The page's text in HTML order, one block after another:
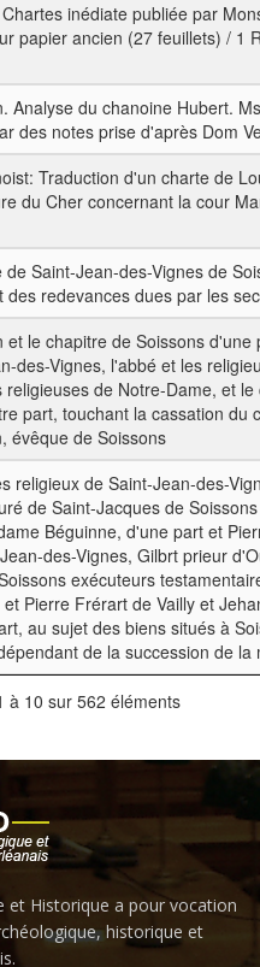
inédiate publiée par
papier ancien (27 feuillets) / 1
Analyse du chanoine Hubert.
des notes prise d'après Dom
Traduction d'un charte de
du Cher concernant la cour
Saint-Jean-des-Vignes de
des redevances dues par les
et le chapitre de Soissons d'une
des-Vignes, l'abbé et les
de Notre-Dame, et
part, touchant la cassation du
évêque de Soissons
religieux de Saint-Jean-des-
de Saint-Jacques de
Béguinne, d'une part et
des-Vignes, Gilbrt prieur
exécuteurs
Pierre Frérart de Vailly et
au sujet des biens situés à
de la succession de la
à 10 sur 562 éléments
et Historique a pour vocation
historique et